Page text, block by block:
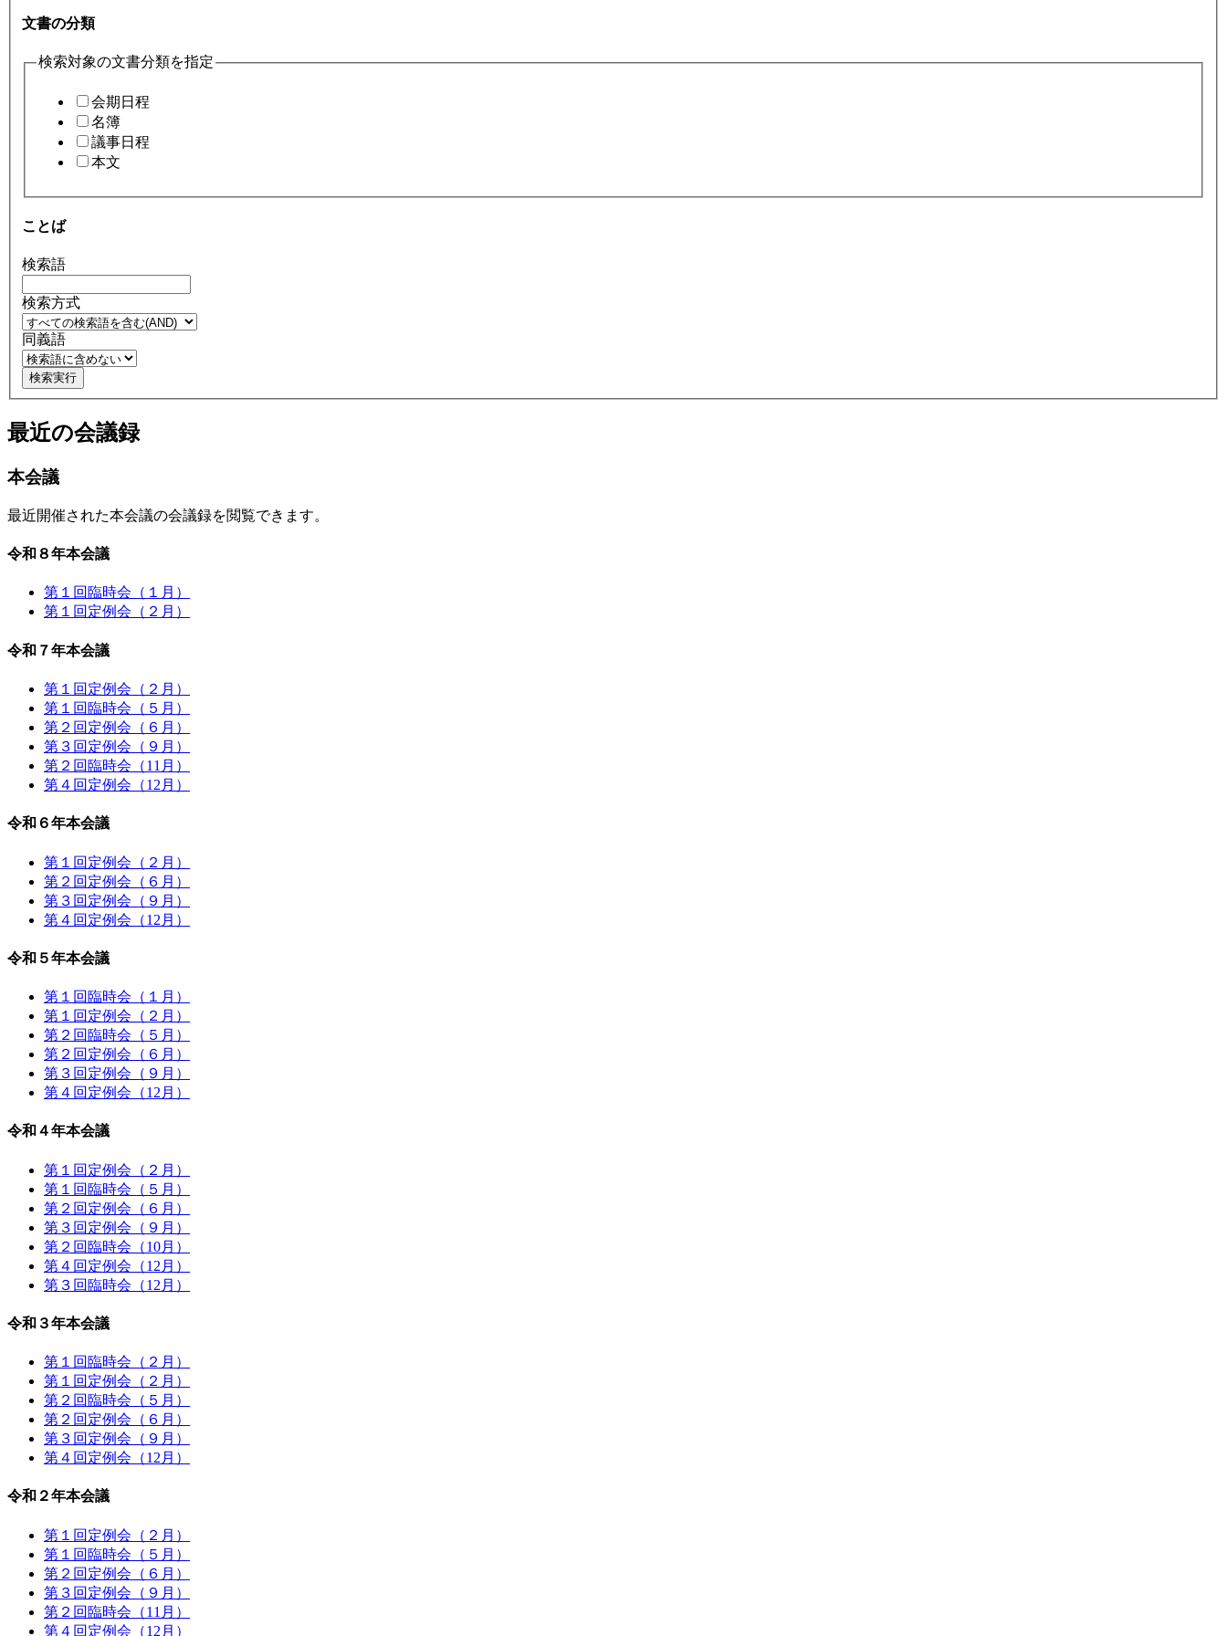
文書の分類
検索対象の文書分類を指定
会期日程
名簿
議事日程
本文
ことば
検索語
検索方式
同義語
最近の会議録
本会議
最近開催された本会議の会議録を閲覧できます。
令和８年本会議
第１回臨時会（１月）
第１回定例会（２月）
令和７年本会議
第１回定例会（２月）
第１回臨時会（５月）
第２回定例会（６月）
第３回定例会（９月）
第２回臨時会（11月）
第４回定例会（12月）
令和６年本会議
第１回定例会（２月）
第２回定例会（６月）
第３回定例会（９月）
第４回定例会（12月）
令和５年本会議
第１回臨時会（１月）
第１回定例会（２月）
第２回臨時会（５月）
第２回定例会（６月）
第３回定例会（９月）
第４回定例会（12月）
令和４年本会議
第１回定例会（２月）
第１回臨時会（５月）
第２回定例会（６月）
第３回定例会（９月）
第２回臨時会（10月）
第４回定例会（12月）
第３回臨時会（12月）
令和３年本会議
第１回臨時会（２月）
第１回定例会（２月）
第２回臨時会（５月）
第２回定例会（６月）
第３回定例会（９月）
第４回定例会（12月）
令和２年本会議
第１回定例会（２月）
第１回臨時会（５月）
第２回定例会（６月）
第３回定例会（９月）
第２回臨時会（11月）
第４回定例会（12月）